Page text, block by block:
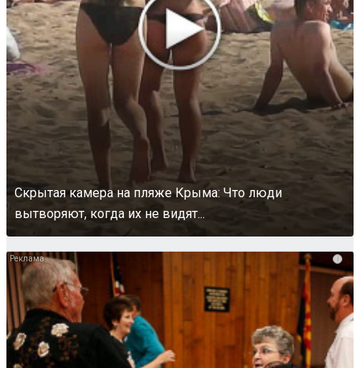
Скрытая камера на пляже Крыма: Что люди
вытворяют, когда их не видят...
i